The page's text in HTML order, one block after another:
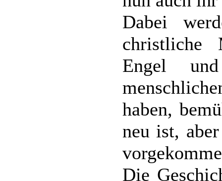
Dabei
christliche
Engel
haben,
neu ist,
Die